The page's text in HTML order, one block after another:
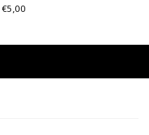
€5,00